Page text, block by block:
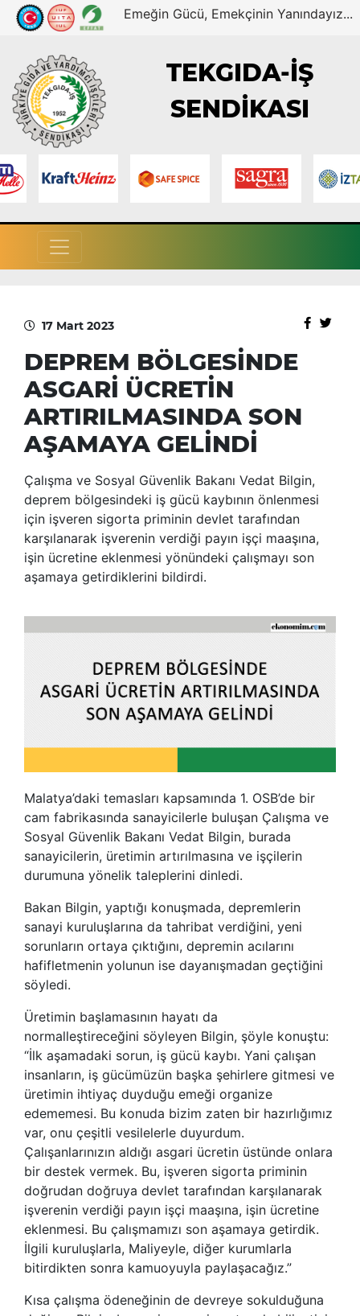
Emeğin Gücü, Emekçinin Yanındayız...
TEKGIDA-İŞ
SENDİKASI
17 Mart 2023
DEPREM BÖLGESİNDE
ASGARİ ÜCRETİN
ARTIRILMASINDA SON
AŞAMAYA GELİNDİ
Çalışma ve Sosyal Güvenlik Bakanı Vedat Bilgin,
deprem bölgesindeki iş gücü kaybının önlenmesi
için işveren sigorta priminin devlet tarafından
karşılanarak işverenin verdiği payın işçi maaşına,
işin ücretine eklenmesi yönündeki çalışmayı son
aşamaya getirdiklerini bildirdi.
Malatya’daki temasları kapsamında 1. OSB’de bir
cam fabrikasında sanayicilerle buluşan Çalışma ve
Sosyal Güvenlik Bakanı Vedat Bilgin, burada
sanayicilerin, üretimin artırılmasına ve işçilerin
durumuna yönelik taleplerini dinledi.
Bakan Bilgin, yaptığı konuşmada, depremlerin
sanayi kuruluşlarına da tahribat verdiğini, yeni
sorunların ortaya çıktığını, depremin acılarını
hafifletmenin yolunun ise dayanışmadan geçtiğini
söyledi.
Üretimin başlamasının hayatı da
normalleştireceğini söyleyen Bilgin, şöyle konuştu:
“İlk aşamadaki sorun, iş gücü kaybı. Yani çalışan
insanların, iş gücümüzün başka şehirlere gitmesi ve
üretimin ihtiyaç duyduğu emeği organize
edememesi. Bu konuda bizim zaten bir hazırlığımız
var, onu çeşitli vesilelerle duyurdum.
Çalışanlarınızın aldığı asgari ücretin üstünde onlara
bir destek vermek. Bu, işveren sigorta priminin
doğrudan doğruya devlet tarafından karşılanarak
işverenin verdiği payın işçi maaşına, işin ücretine
eklenmesi. Bu çalışmamızı son aşamaya getirdik.
İlgili kuruluşlarla, Maliyeyle, diğer kurumlarla
bitirdikten sonra kamuoyuyla paylaşacağız.”
Kısa çalışma ödeneğinin de devreye sokulduğuna